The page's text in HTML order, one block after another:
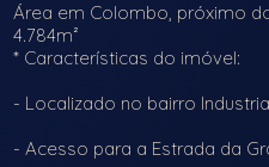
Área em Colombo, próximo
4.784m²
* Características do imóvel:
- Localizado no bairro
- Acesso para a Estrada da